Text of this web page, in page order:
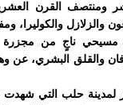
ومنتصف القرن
والزلازل والكوليرا،
ناجٍ من مجزرة
والقلق البشري، عن
لمدينة حلب التي شهدت